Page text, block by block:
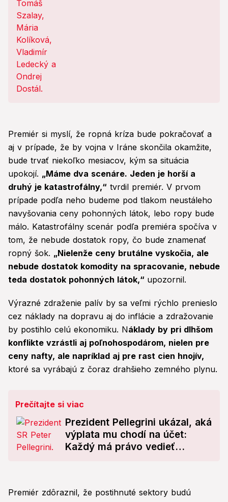
Premiér si myslí, že ropná kríza bude pokračovať a
aj v prípade, že by vojna v Iráne skončila okamžite,
bude trvať niekoľko mesiacov, kým sa situácia
upokojí. „Máme dva scenáre. Jeden je horší a
druhý je katastrofálny,“ tvrdil premiér. V prvom
prípade podľa neho budeme pod tlakom neustáleho
navyšovania ceny pohonných látok, lebo ropy bude
málo. Katastrofálny scenár podľa premiéra spočíva v
tom, že nebude dostatok ropy, čo bude znamenať
ropný šok. „Nielenže ceny brutálne vyskočia, ale
nebude dostatok komodity na spracovanie, nebude
teda dostatok pohonných látok,“ upozornil.
Výrazné zdraženie palív by sa veľmi rýchlo prenieslo
cez náklady na dopravu aj do inflácie a zdražovanie
by postihlo celú ekonomiku. Náklady by pri dlhšom
konflikte vzrástli aj poľnohospodárom, nielen pre
ceny nafty, ale napríklad aj pre rast cien hnojív,
ktoré sa vyrábajú z čoraz drahšieho zemného plynu.
Prečítajte si viac
Prezident Pellegrini ukázal, aká
výplata mu chodí na účet:
Každý má právo vedieť
Premiér zdôraznil, že postihnuté sektory budú